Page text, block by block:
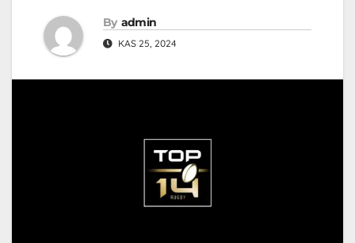
By admin
KAS 25, 2024